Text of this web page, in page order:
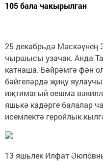
105 бала чакырылган
25 декабрьдә Мәскәүнең
чыршысы узачак. Анда
катнаша. Бәйрәмгә фән
бәйгеләрдә җиңү
иҗтимагый оешма
яшькә кадәрге балалар
исемлектә геройлык
13 яшьлек Илфат